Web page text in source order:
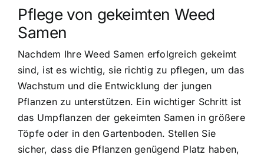
Pflege von gekeimten Weed
Samen
Nachdem Ihre Weed Samen erfolgreich gekeimt
sind, ist es wichtig, sie richtig zu pflegen, um das
Wachstum und die Entwicklung der jungen
Pflanzen zu unterstützen. Ein wichtiger Schritt ist
das Umpflanzen der gekeimten Samen in größere
Töpfe oder in den Gartenboden. Stellen Sie
sicher, dass die Pflanzen genügend Platz haben,